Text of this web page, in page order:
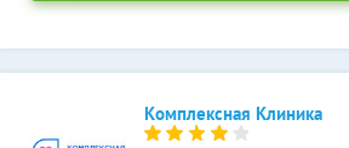
Комплексная Клиника